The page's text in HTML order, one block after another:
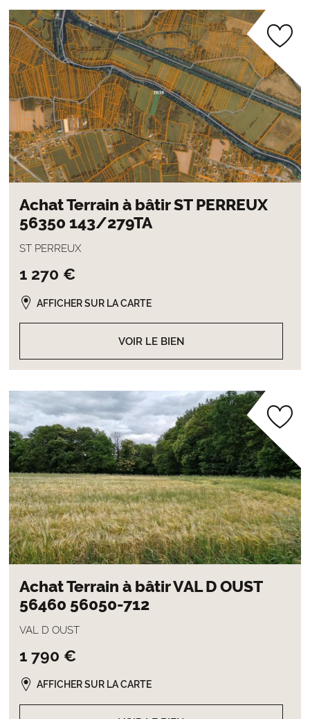
Achat Terrain à bâtir ST PERREUX
56350 143/279TA
ST PERREUX
1 270 €
VOIR LE BIEN
AFFICHER SUR LA CARTE
Achat Terrain à bâtir VAL D OUST
56460 56050-712
VAL D OUST
1 790 €
AFFICHER SUR LA CARTE